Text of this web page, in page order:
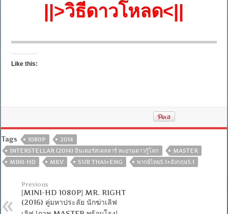
||>วิธีดาวโหลด<||
Like this:
Tags 1080P
2014
INTERSTELLAR (2014) อินเตอร์สเตลลาร์ ทะยานดาวกู้โลก
MASTER
MINI-HD
MKV SUB THAI+ENG พากย์ไทย5.1+อังกฤษ5.1
Previous
[MINI-HD 1080P] MR. RIGHT
(2016) คู่มหาประลัย นักฆ่าเลิฟ